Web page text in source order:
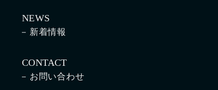
NEWS
新着情報
CONTACT
お問い合わせ